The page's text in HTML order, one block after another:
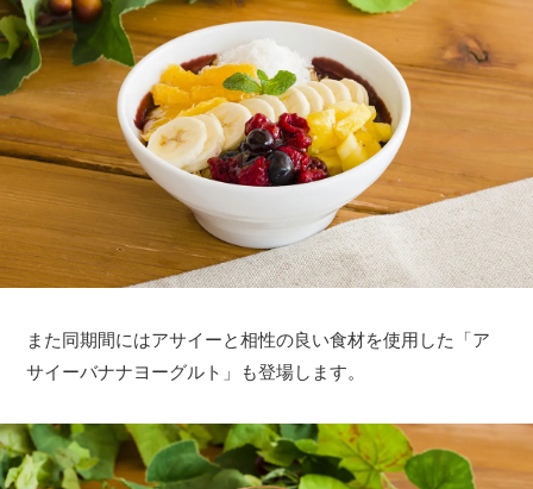
また同期間にはアサイーと相性の良い食材を使用した「ア
サイーバナナヨーグルト」も登場します。